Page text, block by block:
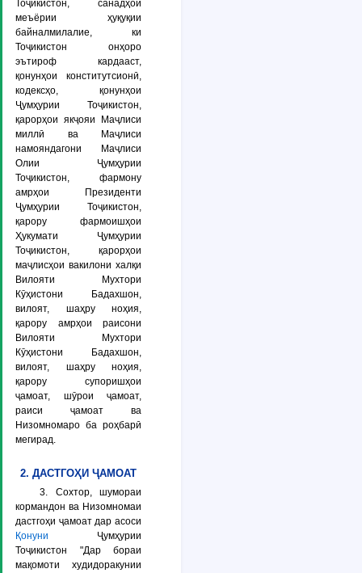
Тоҷикистон, санадҳои
меъёрии ҳуқуқии
байналмилалие, ки
Тоҷикистон онҳоро
эътироф кардааст,
қонунҳои конститутсионӣ,
кодексҳо, қонунҳои
Ҷумҳурии Тоҷикистон,
қарорҳои якҷояи Маҷлиси
миллӣ ва Маҷлиси
намояндагони Маҷлиси
Олии Ҷумҳурии
Тоҷикистон, фармону
амрҳои Президенти
Ҷумҳурии Тоҷикистон,
қарору фармоишҳои
Ҳукумати Ҷумҳурии
Тоҷикистон, қарорҳои
маҷлисҳои вакилони халқи
Вилояти Мухтори
Кӯҳистони Бадахшон,
вилоят, шаҳру ноҳия,
қарору амрҳои раисони
Вилояти Мухтори
Кӯҳистони Бадахшон,
вилоят, шаҳру ноҳия,
қарору супоришҳои
ҷамоат, шӯрои ҷамоат,
раиси ҷамоат ва
Низомномаро ба роҳбарӣ
мегирад.
2. ДАСТГОҲИ ҶАМОАТ
3. Сохтор, шумораи
кормандон ва Низомномаи
дастгоҳи ҷамоат дар асоси
Қонуни Ҷумҳурии
Тоҷикистон "Дар бораи
мақомоти худидоракунии